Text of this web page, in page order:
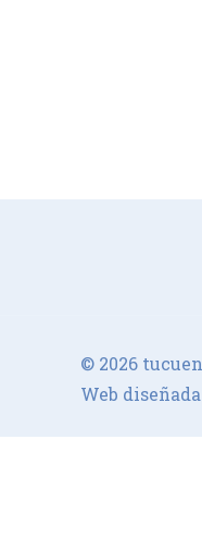
© 2026
Web